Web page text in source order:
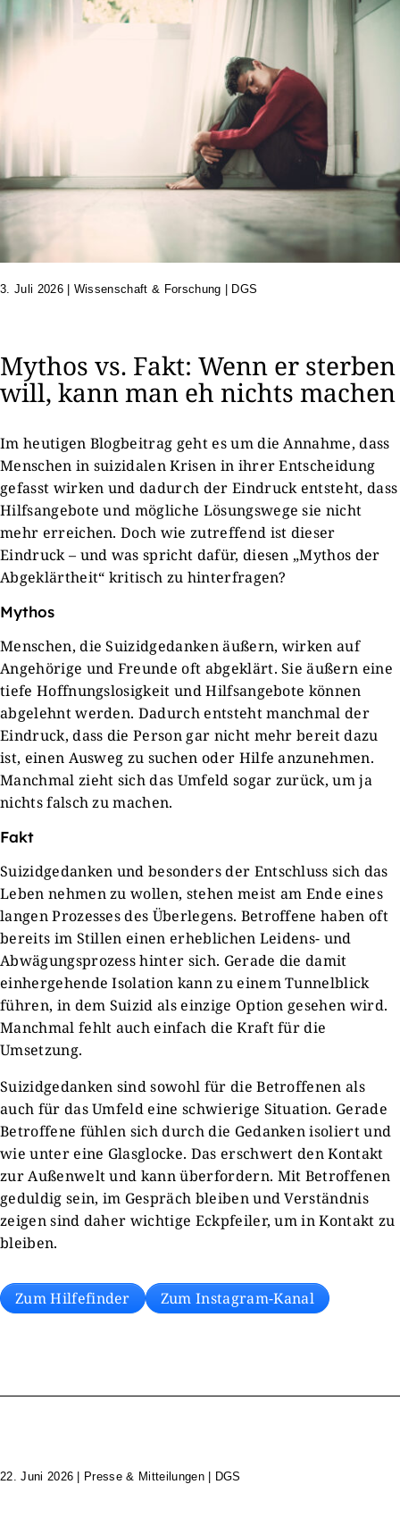
3. Juli 2026| Wissenschaft & Forschung | DGS
Mythos vs. Fakt: Wenn er sterben
will, kann man eh nichts machen
Im heutigen Blogbeitrag geht es um die Annahme, dass
Menschen in suizidalen Krisen in ihrer Entscheidung
gefasst wirken und dadurch der Eindruck entsteht, dass
Hilfsangebote und mögliche Lösungswege sie nicht
mehr erreichen. Doch wie zutreffend ist dieser
Eindruck – und was spricht dafür, diesen „Mythos der
Abgeklärtheit“ kritisch zu hinterfragen?
Mythos
Menschen, die Suizidgedanken äußern, wirken auf
Angehörige und Freunde oft abgeklärt. Sie äußern eine
tiefe Hoffnungslosigkeit und Hilfsangebote können
abgelehnt werden. Dadurch entsteht manchmal der
Eindruck, dass die Person gar nicht mehr bereit dazu
ist, einen Ausweg zu suchen oder Hilfe anzunehmen.
Manchmal zieht sich das Umfeld sogar zurück, um ja
nichts falsch zu machen.
Fakt
Suizidgedanken und besonders der Entschluss sich das
Leben nehmen zu wollen, stehen meist am Ende eines
langen Prozesses des Überlegens. Betroffene haben oft
bereits im Stillen einen erheblichen Leidens- und
Abwägungsprozess hinter sich. Gerade die damit
einhergehende Isolation kann zu einem Tunnelblick
führen, in dem Suizid als einzige Option gesehen wird.
Manchmal fehlt auch einfach die Kraft für die
Umsetzung.
Suizidgedanken sind sowohl für die Betroffenen als
auch für das Umfeld eine schwierige Situation. Gerade
Betroffene fühlen sich durch die Gedanken isoliert und
wie unter eine Glasglocke. Das erschwert den Kontakt
zur Außenwelt und kann überfordern. Mit Betroffenen
geduldig sein, im Gespräch bleiben und Verständnis
zeigen sind daher wichtige Eckpfeiler, um in Kontakt zu
bleiben.
Zum Hilfefinder Zum Instagram-Kanal
22. Juni 2026 | Presse & Mitteilungen | DGS